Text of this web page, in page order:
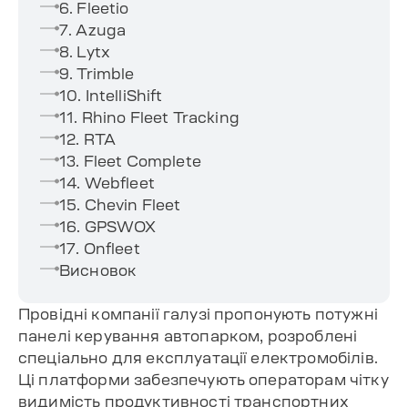
6. Fleetio
7. Azuga
8. Lytx
9. Trimble
10. IntelliShift
11. Rhino Fleet Tracking
12. RTA
13. Fleet Complete
14. Webfleet
15. Chevin Fleet
16. GPSWOX
17. Onfleet
Висновок
Провідні компанії галузі пропонують потужні
панелі керування автопарком, розроблені
спеціально для експлуатації електромобілів.
Ці платформи забезпечують операторам чітку
видимість продуктивності транспортних